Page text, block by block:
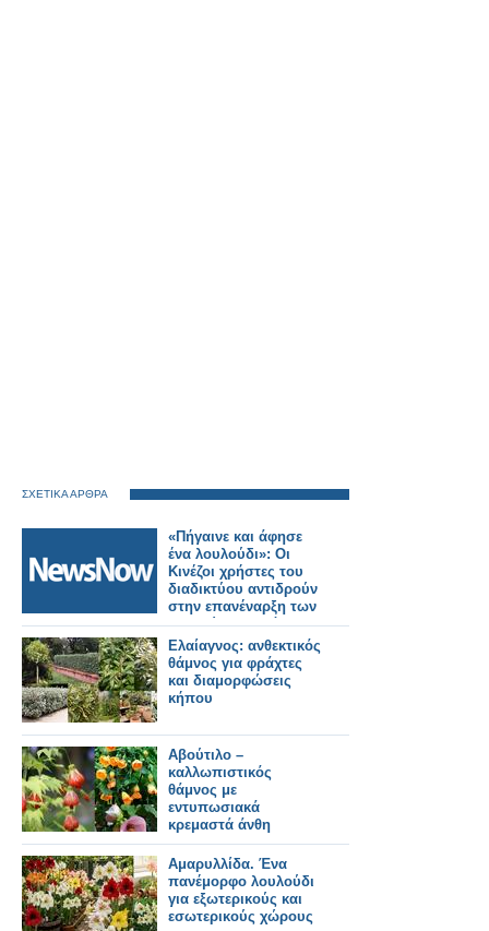
ΣΧΕΤΙΚΑ ΑΡΘΡΑ
«Πήγαινε και άφησε
ένα λουλούδι»: Οι
Κινέζοι χρήστες του
διαδικτύου αντιδρούν
στην επανέναρξη των
ταξιδιών στη Βόρεια
Κορέα
Ελαίαγνος: ανθεκτικός
θάμνος για φράχτες
και διαμορφώσεις
κήπου
Αβούτιλο –
καλλωπιστικός
θάμνος με
εντυπωσιακά
κρεμαστά άνθη
Αμαρυλλίδα. Ένα
πανέμορφο λουλούδι
για εξωτερικούς και
εσωτερικούς χώρους